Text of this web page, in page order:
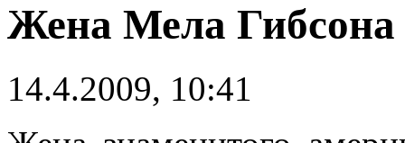
Жена Мела Гибсона
14.4.2009, 10:41